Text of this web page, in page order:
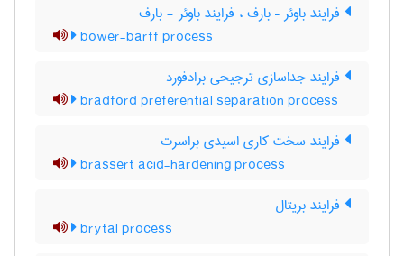
فرایند باوئر – بارف ، فرایند باوئر - بارف
bower-barff process
فرایند جداسازی ترجیحی برادفورد
bradford preferential separation process
فرایند سخت کاری اسیدی براسرت
brassert acid-hardening process
فرایند بریتال
brytal process